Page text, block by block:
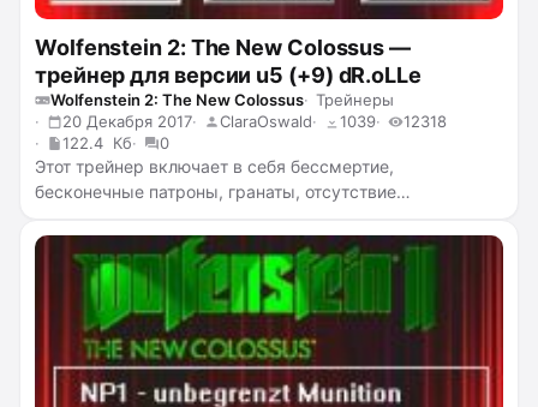
Wolfenstein 2: The New Colossus —
трейнер для версии u5 (+9) dR.oLLe
Wolfenstein 2: The New Colossus
Трейнеры
20 Декабря 2017
ClaraOswald 1039
12318
122.4 Кб
0
Этот трейнер включает в себя бессмертие,
бесконечные патроны, гранаты, отсутствие
одного выстрела, бесконечный лазер из
Лазеркрафтверка.